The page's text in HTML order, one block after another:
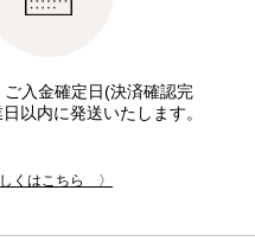
ご入金確定日(決済確認完
以内に発送いたします。
くはこちら 〉